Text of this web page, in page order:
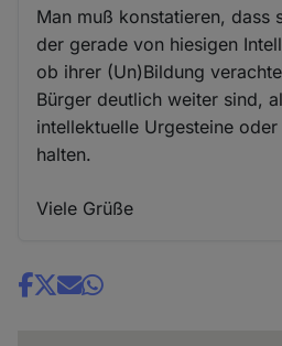
Man muß konstatieren, dass
der gerade von hiesigen
ob ihrer (Un)Bildung
Bürger deutlich weiter sind,
intellektuelle Urgesteine
halten.
Viele Grüße
Share